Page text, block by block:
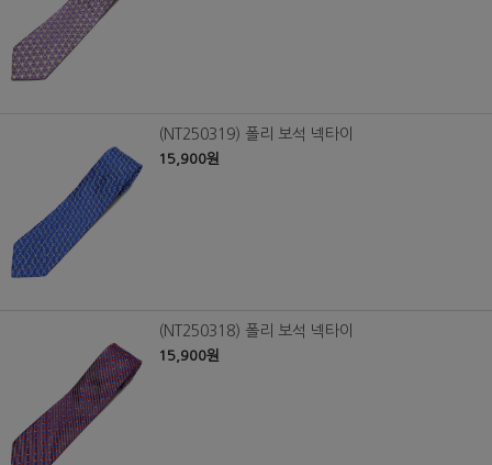
(NT250319) 폴리 보석 넥타이
15,900원
(NT250318) 폴리 보석 넥타이
15,900원